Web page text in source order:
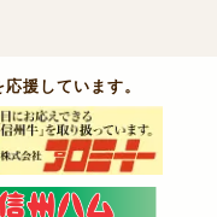
援しています。